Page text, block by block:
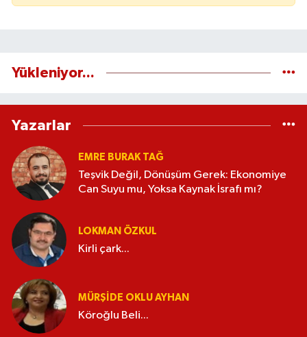
Yükleniyor...
Yazarlar
EMRE BURAK TAĞ
Teşvik Değil, Dönüşüm Gerek: Ekonomiye
Can Suyu mu, Yoksa Kaynak İsrafı mı?
LOKMAN ÖZKUL
Kirli çark...
MÜRŞIDE OKLU AYHAN
Köroğlu Beli...